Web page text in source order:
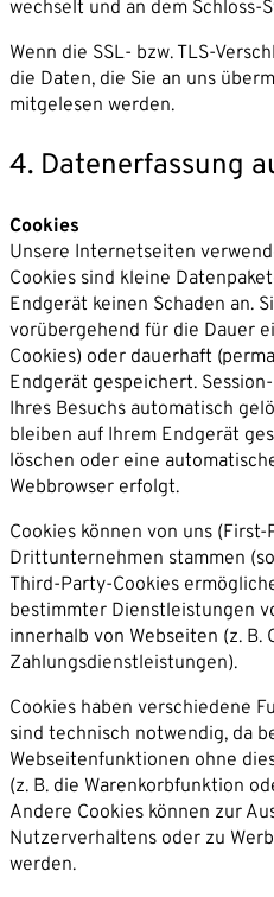
wechselt und an dem Schloss-
Wenn die SSL- bzw. TLS-
die Daten, die Sie an uns
mitgelesen werden.
4. Datenerfassung
Cookies
Unsere Internetseiten
Cookies sind kleine
Endgerät keinen Schaden an.
vorübergehend für die Dauer
Cookies) oder dauerhaft
Endgerät gespeichert.
Ihres Besuchs automatisch
bleiben auf Ihrem Endgerät
löschen oder eine
Webbrowser erfolgt.
Cookies können von uns
Drittunternehmen stammen
Third-Party-Cookies
bestimmter Dienstleistungen
innerhalb von Webseiten (z. B.
Zahlungsdienstleistungen).
Cookies haben verschiedene
sind technisch notwendig, da
Webseitenfunktionen ohne
(z. B. die Warenkorbfunktion
Andere Cookies können zur
Nutzerverhaltens oder zu
werden.